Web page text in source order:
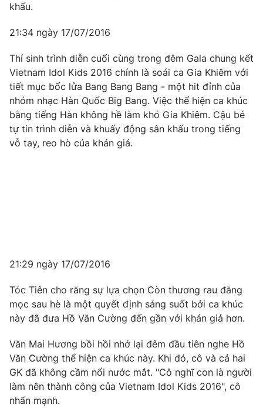
khấu.
21:34 ngày 17/07/2016
Thí sinh trình diễn cuối cùng trong đêm Gala chung kết
Vietnam Idol Kids 2016 chính là soái ca Gia Khiêm với
tiết mục bốc lửa Bang Bang Bang - một hit đỉnh của
nhóm nhạc Hàn Quốc Big Bang. Việc thể hiện ca khúc
bằng tiếng Hàn không hề làm khó Gia Khiêm. Cậu bé
tự tin trình diễn và khuấy động sân khấu trong tiếng
vỗ tay, reo hò của khán giả.
21:29 ngày 17/07/2016
Tóc Tiên cho rằng sự lựa chọn Còn thương rau đắng
mọc sau hè là một quyết định sáng suốt bởi ca khúc
này đã đưa Hồ Văn Cường đến gần với khán giả hơn.
Văn Mai Hương bồi hồi nhớ lại đêm đầu tiên nghe Hồ
Văn Cường thể hiện ca khúc này. Khi đó, cô và cả hai
GK đã không cầm nổi nước mắt. "Cô nghĩ con là người
làm nên thành công của Vietnam Idol Kids 2016", cô
nhấn mạnh.